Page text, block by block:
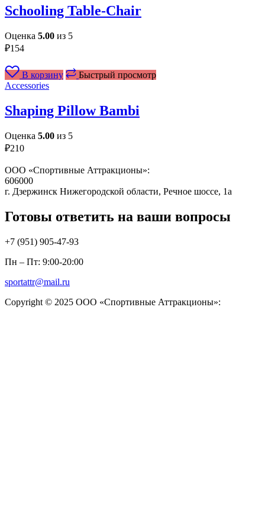
Schooling Table-Chair
Оценка 5.00 из 5
₽154
В корзину
Быстрый просмотр
Accessories
Shaping Pillow Bambi
Оценка 5.00 из 5
₽210
ООО «Спортивные Аттракционы»:
606000
г. Дзержинск Нижегородской области, Речное шоссе, 1а
Готовы ответить на ваши вопросы
+7 (951) 905-47-93
Пн – Пт: 9:00-20:00
sportattr@mail.ru
Copyright © 2025 ООО «Спортивные Аттракционы»: